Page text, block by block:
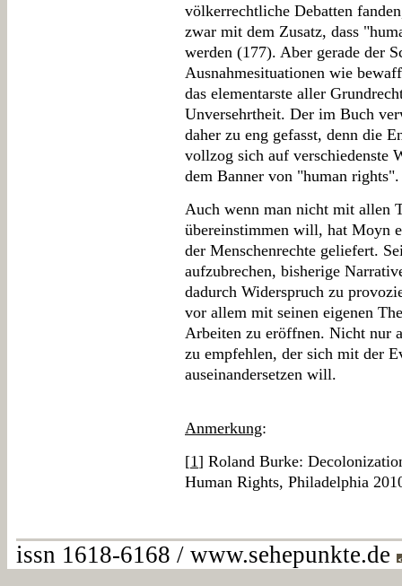
völkerrechtliche Debatten
zwar mit dem Zusatz, dass
werden (177). Aber gerade der
Ausnahmesituationen wie
das elementarste aller
Unversehrtheit. Der im Buch
daher zu eng gefasst, denn die
vollzog sich auf verschiedenste
dem Banner von "human rights".
Auch wenn man nicht mit allen
übereinstimmen will, hat Moyn
der Menschenrechte geliefert.
aufzubrechen, bisherige
dadurch Widerspruch zu
vor allem mit seinen eigenen
Arbeiten zu eröffnen. Nicht nur
zu empfehlen, der sich mit der
auseinandersetzen will.
Anmerkung:
[1] Roland Burke:
Human Rights, Philadelphia
issn 1618-6168 / www.sehepunkte.de